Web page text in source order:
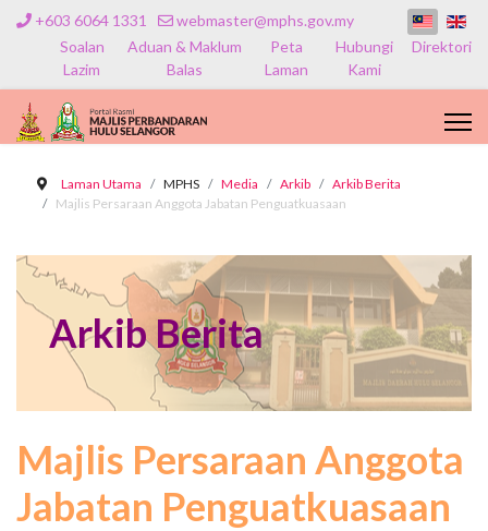
+603 6064 1331
webmaster@mphs.gov.my
Soalan
Lazim
Aduan & Maklum
Balas
Peta
Laman
Hubungi
Kami
Direktori
Laman Utama MPHS Media Arkib
Arkib Berita
Majlis Persaraan Anggota Jabatan Penguatkuasaan
Arkib Berita
Majlis Persaraan Anggota
Jabatan Penguatkuasaan